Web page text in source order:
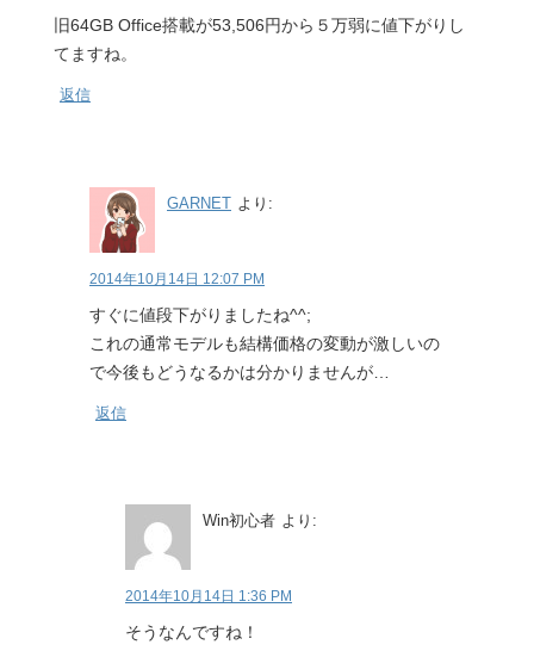
旧64GB Office搭載が53,506円から５万弱に値下がりし
てますね。
返信
GARNET より:
2014年10月14日 12:07 PM
すぐに値段下がりましたね^^;
これの通常モデルも結構価格の変動が激しいの
で今後もどうなるかは分かりませんが…
返信
Win初心者 より:
2014年10月14日 1:36 PM
そうなんですね！